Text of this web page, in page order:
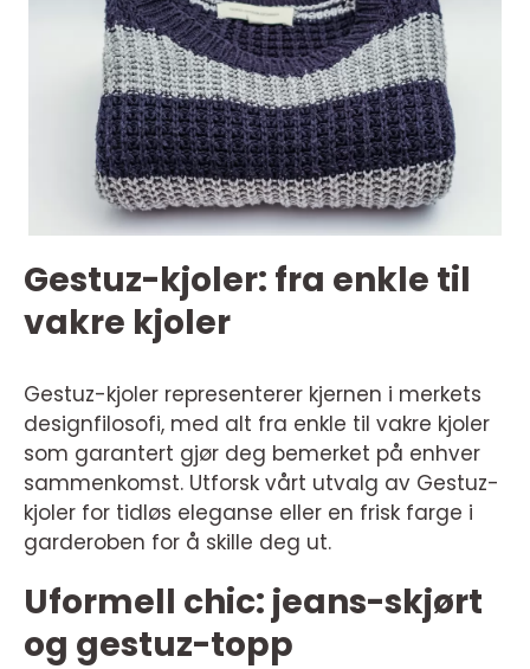
Gestuz-kjoler: fra enkle til
vakre kjoler
Gestuz-kjoler representerer kjernen i merkets
designfilosofi, med alt fra enkle til vakre kjoler
som garantert gjør deg bemerket på enhver
sammenkomst. Utforsk vårt utvalg av Gestuz-
kjoler for tidløs eleganse eller en frisk farge i
garderoben for å skille deg ut.
Uformell chic: jeans-skjørt
og gestuz-topp